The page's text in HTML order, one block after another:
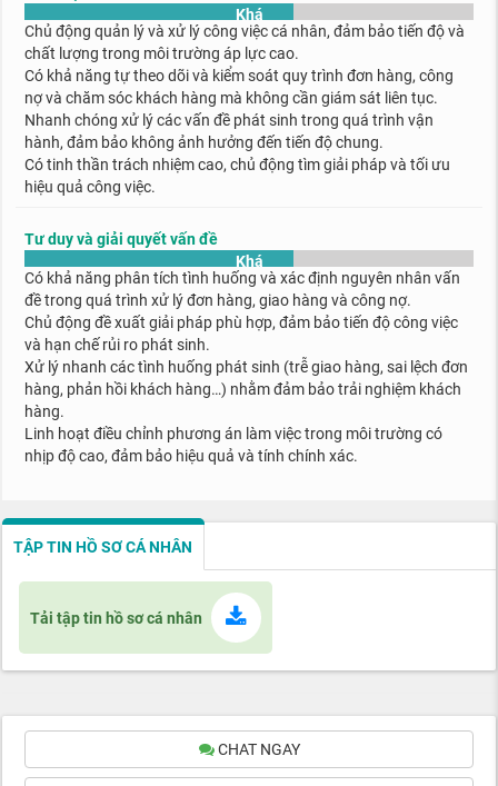
Khá
Chủ động quản lý và xử lý công việc cá nhân, đảm bảo tiến độ và
chất lượng trong môi trường áp lực cao.
Có khả năng tự theo dõi và kiểm soát quy trình đơn hàng, công
nợ và chăm sóc khách hàng mà không cần giám sát liên tục.
Nhanh chóng xử lý các vấn đề phát sinh trong quá trình vận
hành, đảm bảo không ảnh hưởng đến tiến độ chung.
Có tinh thần trách nhiệm cao, chủ động tìm giải pháp và tối ưu
hiệu quả công việc.
Tư duy và giải quyết vấn đề
Khá
Có khả năng phân tích tình huống và xác định nguyên nhân vấn
đề trong quá trình xử lý đơn hàng, giao hàng và công nợ.
Chủ động đề xuất giải pháp phù hợp, đảm bảo tiến độ công việc
và hạn chế rủi ro phát sinh.
Xử lý nhanh các tình huống phát sinh (trễ giao hàng, sai lệch đơn
hàng, phản hồi khách hàng…) nhằm đảm bảo trải nghiệm khách
hàng.
Linh hoạt điều chỉnh phương án làm việc trong môi trường có
nhịp độ cao, đảm bảo hiệu quả và tính chính xác.
TẬP TIN HỒ SƠ CÁ NHÂN
Tải tập tin hồ sơ cá nhân
CHAT NGAY